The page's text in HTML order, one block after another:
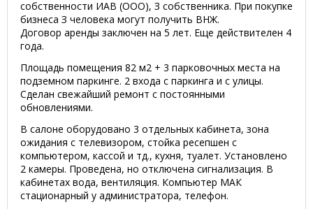
собственности ИАВ (ООО), З собственника. При покупке
бизнеса З человека могут получить ВНЖ.
Договор аренды заключен на 5 лет. Еще действителен 4
года.
Площадь помещения 82 м2 + 3 парковочных места на
подземном паркинге. 2 входа с паркинга и с улицы.
Сделан свежайший ремонт с постоянными
обновлениями.
В салоне оборудовано 3 отдельных кабинета, зона
ожидания с телевизором, стойка ресепшен с
компьютером, кассой и тд., кухня, туалет. Установлено
2 камеры. Проведена, но отключена сигнализация. В
кабинетах вода, вентиляция. Компьютер МАК
стационарный у администратора, телефон.